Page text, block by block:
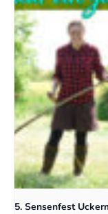
5. Sensenfest